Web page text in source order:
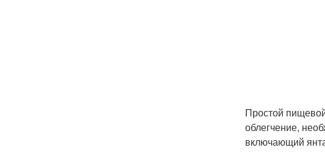
Простой
облегчение,
включающий